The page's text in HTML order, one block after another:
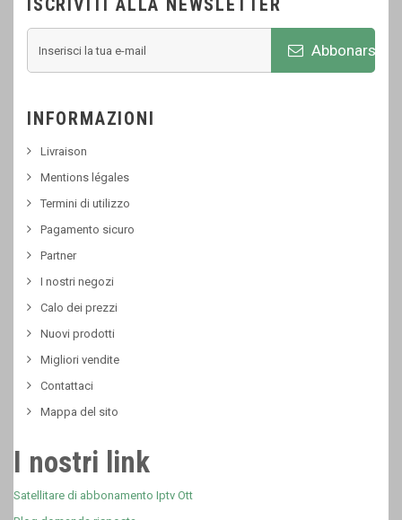
ISCRIVITI ALLA NEWSLETTER
Abbonarsi
INFORMAZIONI
Livraison
Mentions légales
Termini di utilizzo
Pagamento sicuro
Partner
I nostri negozi
Calo dei prezzi
Nuovi prodotti
Migliori vendite
Contattaci
Mappa del sito
I nostri link
Satellitare di abbonamento Iptv Ott